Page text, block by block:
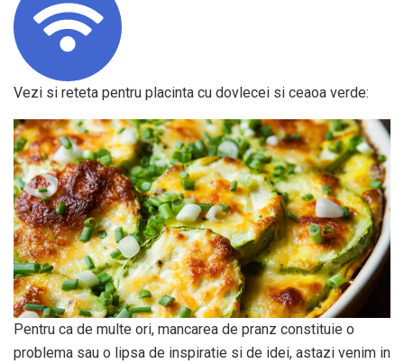
Vezi si reteta pentru placinta cu dovlecei si ceaoa verde:
Pentru ca de multe ori, mancarea de pranz constituie o
problema sau o lipsa de inspiratie si de idei, astazi venim in